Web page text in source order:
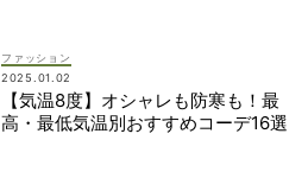
ファッション
2025.01.02
【気温8度】オシャレも防寒も！最
高・最低気温別おすすめコーデ16選